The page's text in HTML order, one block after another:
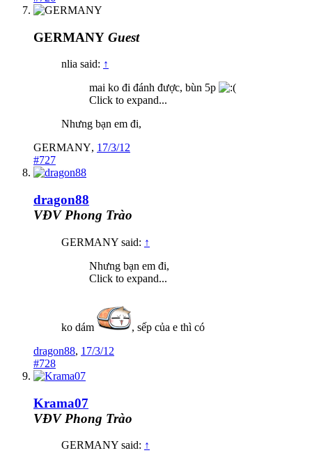
GERMANY Guest
nlia said: ↑
mai ko đi đánh được, bùn 5p
Click to expand...
Nhưng bạn em đi,
GERMANY, 17/3/12
#727
dragon88
VĐV Phong Trào
GERMANY said: ↑
Nhưng bạn em đi,
Click to expand...
ko dám
, sếp của e thì có
dragon88, 17/3/12
#728
Krama07
VĐV Phong Trào
GERMANY said: ↑